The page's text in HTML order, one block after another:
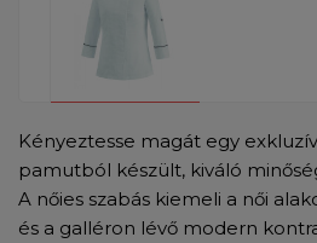
Kényeztesse magát egy
pamutból készült, kiváló
A nőies szabás kiemeli a női
és a galléron lévő modern